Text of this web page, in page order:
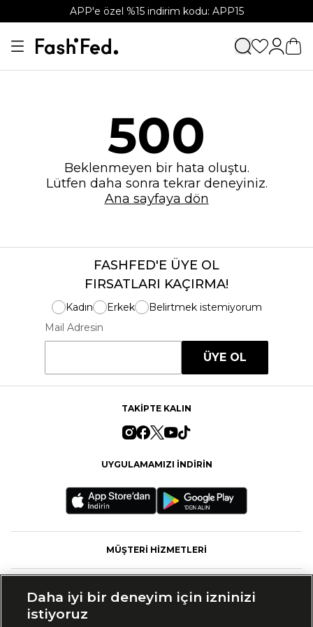
APP'e özel %15 indirim kodu: APP15
500
Beklenmeyen bir hata oluştu.
Lütfen daha sonra tekrar deneyiniz.
Ana sayfaya dön
FASHFED'E ÜYE OL
FIRSATLARI KAÇIRMA!
Kadın Erkek
Belirtmek istemiyorum
Mail Adresin
ÜYE OL
TAKİPTE KALIN
UYGULAMAMIZI İNDİRİN
MÜŞTERİ HİZMETLERİ
Daha iyi bir deneyim için izninizi
istiyoruz